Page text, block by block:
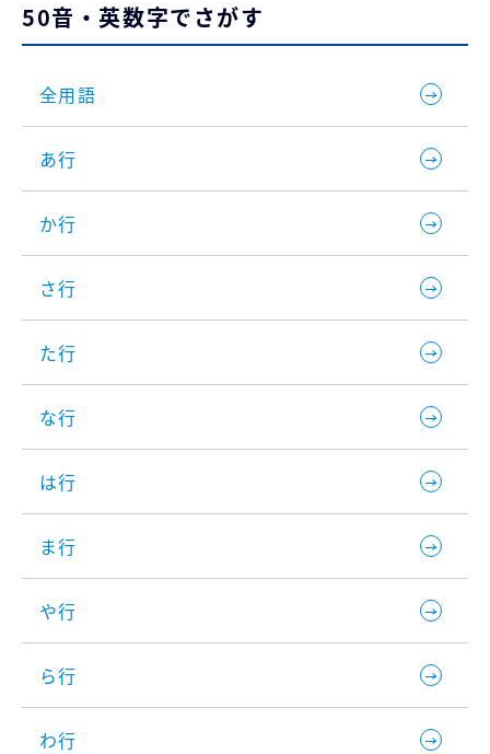
50音・英数字でさがす
全用語
あ行
か行
さ行
た行
な行
は行
ま行
や行
ら行
わ行